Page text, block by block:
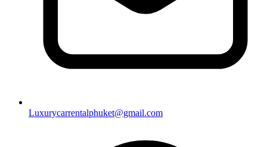
Luxurycarrentalphuket@gmail.com